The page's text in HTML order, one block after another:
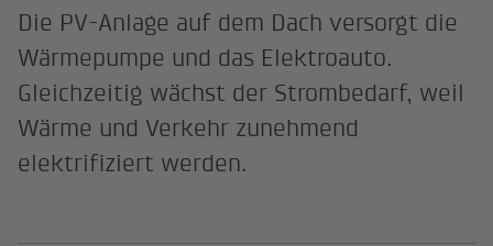
Die PV-Anlage auf dem Dach versorgt die
Wärmepumpe und das Elektroauto.
Gleichzeitig wächst der Strombedarf, weil
Wärme und Verkehr zunehmend
elektrifiziert werden.